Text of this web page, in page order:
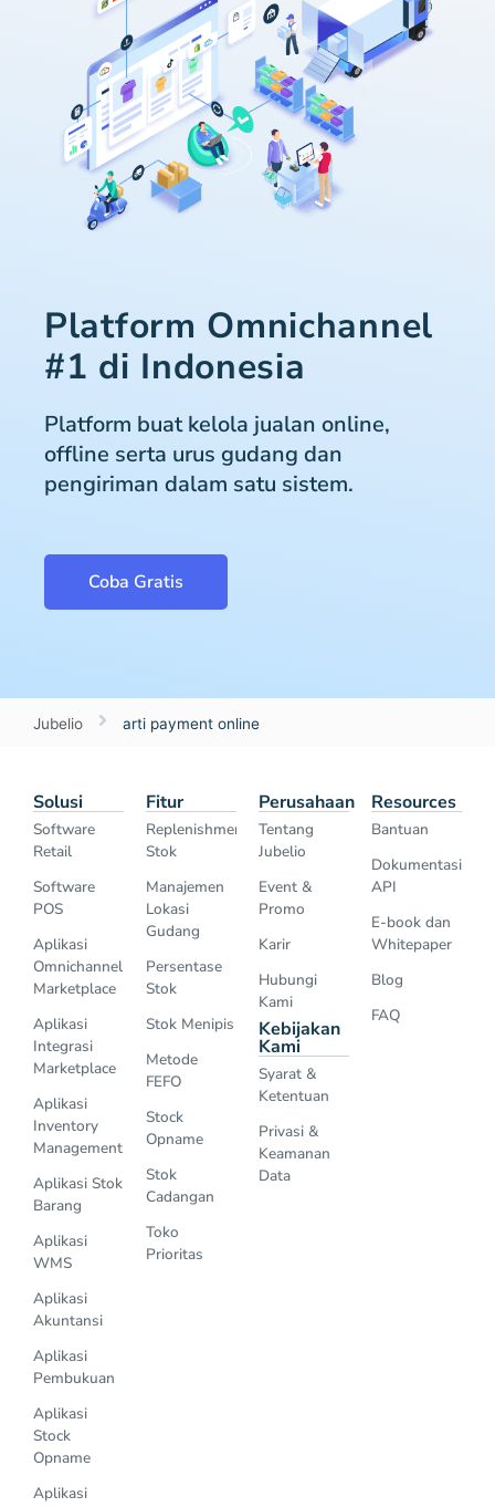
Platform Omnichannel
#1 di Indonesia
Platform buat kelola jualan online,
offline serta urus gudang dan
pengiriman dalam satu sistem.
Coba Gratis
Jubelio arti payment online
Solusi
Software
Retail
Software
POS
Aplikasi
Omnichannel
Marketplace
Aplikasi
Integrasi
Marketplace
Aplikasi
Inventory
Management
Aplikasi Stok
Barang
Aplikasi
WMS
Aplikasi
Akuntansi
Aplikasi
Pembukuan
Aplikasi
Stock
Opname
Aplikasi
Fitur
Replenishment
Stok
Manajemen
Lokasi
Gudang
Persentase
Stok
Stok Menipis
Metode
FEFO
Stock
Opname
Stok
Cadangan
Toko
Prioritas
Perusahaan
Tentang
Jubelio
Event &
Promo
Karir
Hubungi
Kami
Kebijakan
Kami
Syarat &
Ketentuan
Privasi &
Keamanan
Data
Resources
Bantuan
Dokumentasi
API
E-book dan
Whitepaper
Blog
FAQ